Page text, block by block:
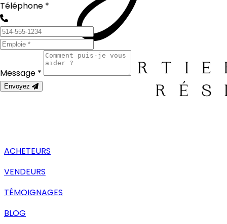
ACHETEURS
VENDEURS
TÉMOIGNAGES
BLOG
Téléphone *
Message *
Envoyez